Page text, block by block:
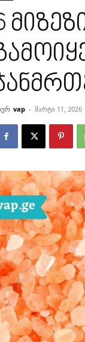
vap - მარტი 11, 2026